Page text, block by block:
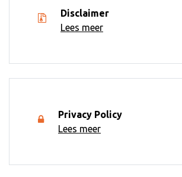
Disclaimer
Lees meer
Privacy Policy
Lees meer